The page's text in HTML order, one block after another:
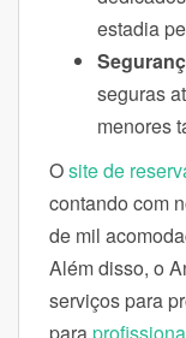
estadia
seguras
menores
Osite de
contando com
de mil
Além disso, o
serviços para
para